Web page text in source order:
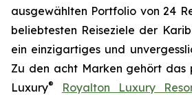
ausgewählten Portfolio von 24
beliebtesten Reiseziele der
ein einzigartiges und
Zu den acht Marken gehört das
Luxury® Royalton Luxury